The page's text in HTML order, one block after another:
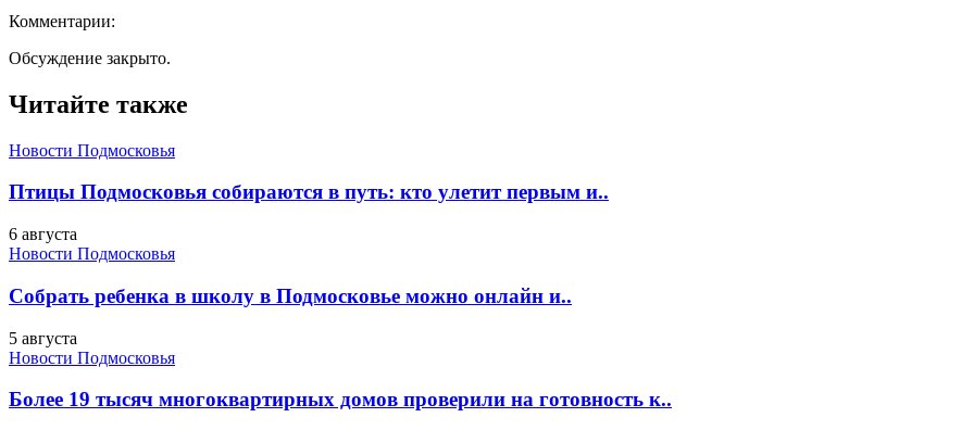
Комментарии:
Обсуждение закрыто.
Читайте также
Новости Подмосковья
Птицы Подмосковья собираются в путь: кто улетит первым и..
6 августа
Новости Подмосковья
Собрать ребенка в школу в Подмосковье можно онлайн и..
5 августа
Новости Подмосковья
Более 19 тысяч многоквартирных домов проверили на готовность к..